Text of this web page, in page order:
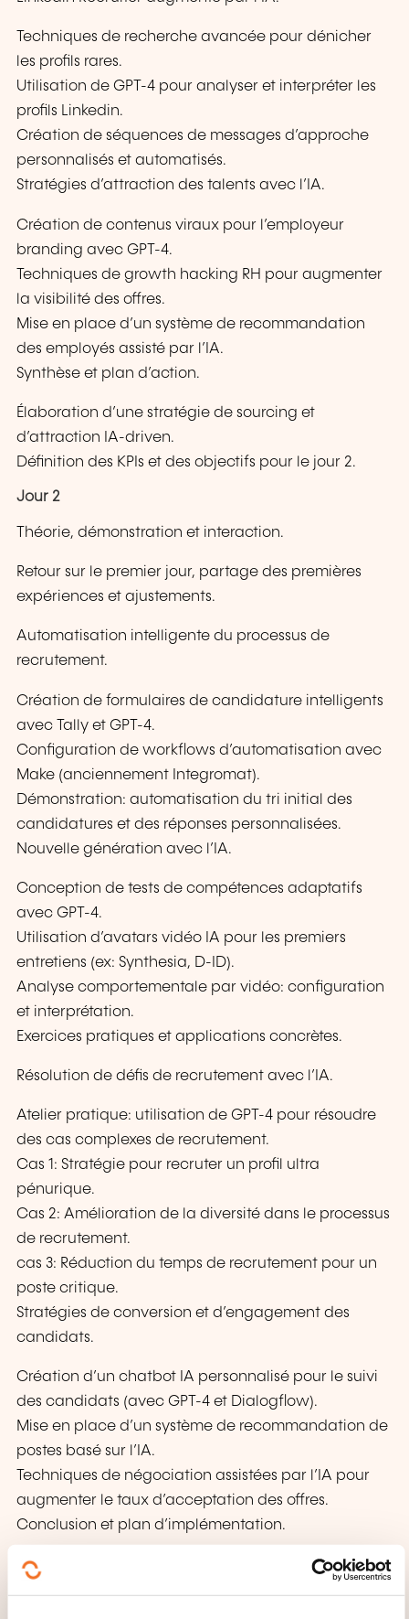
Techniques de recherche avancée pour dénicher
les profils rares.
Utilisation de GPT-4 pour analyser et interpréter les
profils Linkedin.
Création de séquences de messages d’approche
personnalisés et automatisés.
Stratégies d’attraction des talents avec l’IA.
Création de contenus viraux pour l’employeur
branding avec GPT-4.
Techniques de growth hacking RH pour augmenter
la visibilité des offres.
Mise en place d’un système de recommandation
des employés assisté par l’IA.
Synthèse et plan d’action.
Élaboration d’une stratégie de sourcing et
d’attraction IA-driven.
Définition des KPIs et des objectifs pour le jour 2.
Jour 2
Théorie, démonstration et interaction.
Retour sur le premier jour, partage des premières
expériences et ajustements.
Automatisation intelligente du processus de
recrutement.
Création de formulaires de candidature intelligents
avec Tally et GPT-4.
Configuration de workflows d’automatisation avec
Make (anciennement Integromat).
Démonstration: automatisation du tri initial des
candidatures et des réponses personnalisées.
Nouvelle génération avec l’IA.
Conception de tests de compétences adaptatifs
avec GPT-4.
Utilisation d’avatars vidéo IA pour les premiers
entretiens (ex: Synthesia, D-ID).
Analyse comportementale par vidéo: configuration
et interprétation.
Exercices pratiques et applications concrètes.
Résolution de défis de recrutement avec l’IA.
Atelier pratique: utilisation de GPT-4 pour résoudre
des cas complexes de recrutement.
Cas 1: Stratégie pour recruter un profil ultra
pénurique.
Cas 2: Amélioration de la diversité dans le processus
de recrutement.
cas 3: Réduction du temps de recrutement pour un
poste critique.
Stratégies de conversion et d’engagement des
candidats.
Création d’un chatbot IA personnalisé pour le suivi
des candidats (avec GPT-4 et Dialogflow).
Mise en place d’un système de recommandation de
postes basé sur l’IA.
Techniques de négociation assistées par l’IA pour
augmenter le taux d’acceptation des offres.
Conclusion et plan d’implémentation.
Synthèse des apprentissages clés.